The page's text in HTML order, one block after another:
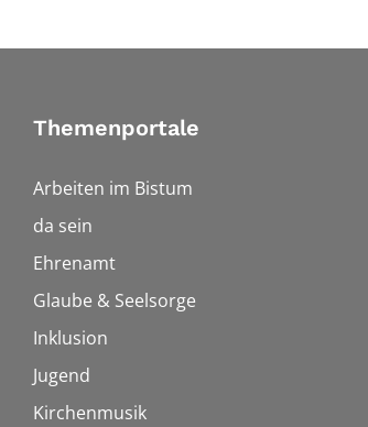
Themenportale
Arbeiten im Bistum
da sein
Ehrenamt
Glaube & Seelsorge
Inklusion
Jugend
Kirchenmusik